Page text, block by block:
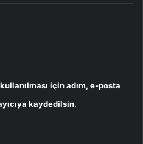
için adım, e-posta
kaydedilsin.